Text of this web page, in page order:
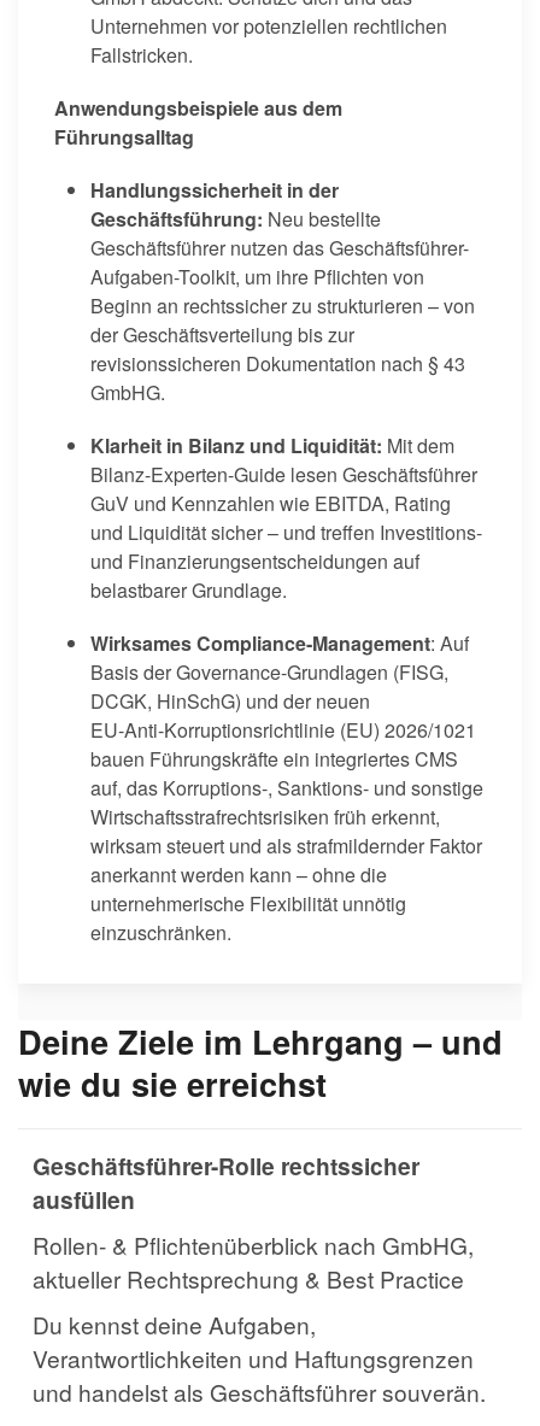
Unternehmen vor potenziellen rechtlichen
Fallstricken.
Anwendungsbeispiele aus dem
Führungsalltag
Handlungssicherheit in der
Geschäftsführung: Neu bestellte
Geschäftsführer nutzen das Geschäftsführer-
Aufgaben-Toolkit, um ihre Pflichten von
Beginn an rechtssicher zu strukturieren – von
der Geschäftsverteilung bis zur
revisionssicheren Dokumentation nach § 43
GmbHG.
Klarheit in Bilanz und Liquidität: Mit dem
Bilanz-Experten-Guide lesen Geschäftsführer
GuV und Kennzahlen wie EBITDA, Rating
und Liquidität sicher – und treffen Investitions-
und Finanzierungsentscheidungen auf
belastbarer Grundlage.
Wirksames Compliance‑Management: Auf
Basis der Governance‑Grundlagen (FISG,
DCGK, HinSchG) und der neuen
EU‑Anti‑Korruptionsrichtlinie (EU) 2026/1021
bauen Führungskräfte ein integriertes CMS
auf, das Korruptions‑, Sanktions‑ und sonstige
Wirtschaftsstrafrechtsrisiken früh erkennt,
wirksam steuert und als strafmildernder Faktor
anerkannt werden kann – ohne die
unternehmerische Flexibilität unnötig
einzuschränken.
Deine Ziele im Lehrgang – und
wie du sie erreichst
Geschäftsführer-Rolle rechtssicher
ausfüllen
Rollen- & Pflichtenüberblick nach GmbHG,
aktueller Rechtsprechung & Best Practice
Du kennst deine Aufgaben,
Verantwortlichkeiten und Haftungsgrenzen
und handelst als Geschäftsführer souverän.